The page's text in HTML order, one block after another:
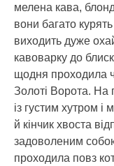
мелена кава,
вони багато
виходить дуже
кавоварку до
щодня проходила
Золоті Ворота. На
із густим хутром
й кінчик хвоста
задоволеним
проходила повз